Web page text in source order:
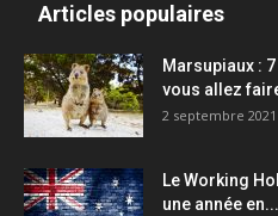
Articles populaires
Marsupiaux :
vous allez
2 septembre 2021
Le Working
une année en...